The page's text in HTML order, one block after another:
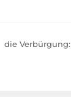
die Verbürgung: